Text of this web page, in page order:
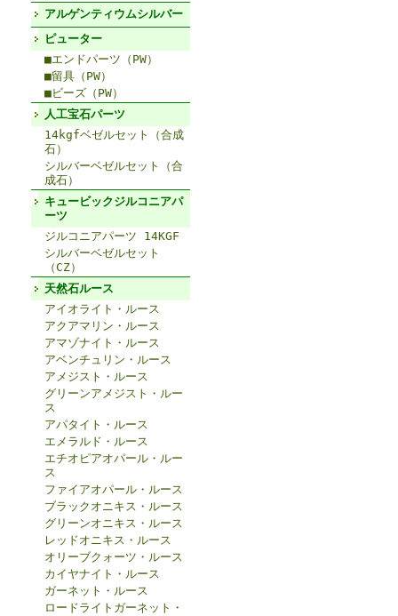
アルゲンティウムシルバー
ピューター
■エンドパーツ（PW）
■留具（PW）
■ビーズ（PW）
人工宝石パーツ
14kgfベゼルセット（合成
石）
シルバーベゼルセット（合
成石）
キュービックジルコニアパ
ーツ
ジルコニアパーツ 14KGF
シルバーベゼルセット
（CZ）
天然石ルース
アイオライト・ルース
アクアマリン・ルース
アマゾナイト・ルース
アベンチュリン・ルース
アメジスト・ルース
グリーンアメジスト・ルー
ス
アパタイト・ルース
エメラルド・ルース
エチオピアオパール・ルー
ス
ファイアオパール・ルース
ブラックオニキス・ルース
グリーンオニキス・ルース
レッドオニキス・ルース
オリーブクォーツ・ルース
カイヤナイト・ルース
ガーネット・ルース
ロードライトガーネット・